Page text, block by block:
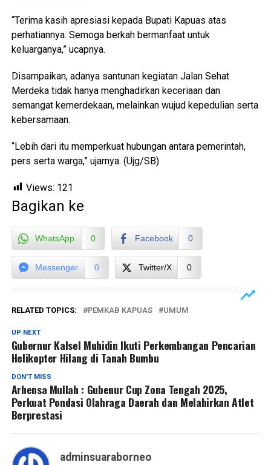
“Terima kasih apresiasi kepada Bupati Kapuas atas
perhatiannya. Semoga berkah bermanfaat untuk
keluarganya,” ucapnya.
Disampaikan, adanya santunan kegiatan Jalan Sehat
Merdeka tidak hanya menghadirkan keceriaan dan
semangat kemerdekaan, melainkan wujud kepedulian serta
kebersamaan.
“Lebih dari itu memperkuat hubungan antara pemerintah,
pers serta warga,” ujarnya. (Ujg/SB)
Views: 121
Bagikan ke
WhatsApp 0 Facebook 0
Messenger 0 Twitter/X 0
RELATED TOPICS: PEMKAB KAPUAS UMUM
UP NEXT
Gubernur Kalsel Muhidin Ikuti Perkembangan Pencarian
Helikopter Hilang di Tanah Bumbu
DON'T MISS
Arhensa Mullah : Gubenur Cup Zona Tengah 2025,
Perkuat Pondasi Olahraga Daerah dan Melahirkan Atlet
Berprestasi
adminsuaraborneo